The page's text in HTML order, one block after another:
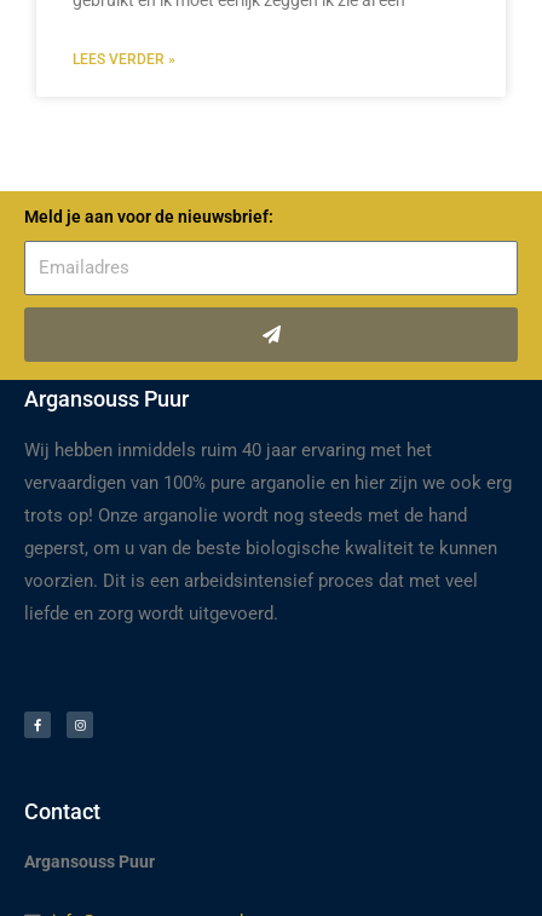
LEES VERDER »
Meld je aan voor de nieuwsbrief:
Verzenden
Argansouss Puur
Wij hebben inmiddels ruim 40 jaar ervaring met het
vervaardigen van 100% pure arganolie en hier zijn we ook erg
trots op! Onze arganolie wordt nog steeds met de hand
geperst, om u van de beste biologische kwaliteit te kunnen
voorzien. Dit is een arbeidsintensief proces dat met veel
liefde en zorg wordt uitgevoerd.
c
e
b
s
t
a
Contact
Argansouss Puur